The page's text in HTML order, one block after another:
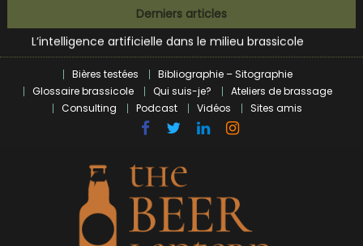
to
content
Derniers articles
Zoumaï : pionnier de la révolution craft à Marseille
L’intelligence artificielle dans le milieu brassicole
BrewDog racheté par Tilray pour une bouchée de pain ?
Bières et célébrités
Bières testées
Bibliographie – Sitographie
Glossaire brassicole
Qui suis-je?
Ateliers de brassage
Consulting
Podcast Vidéos Sites amis